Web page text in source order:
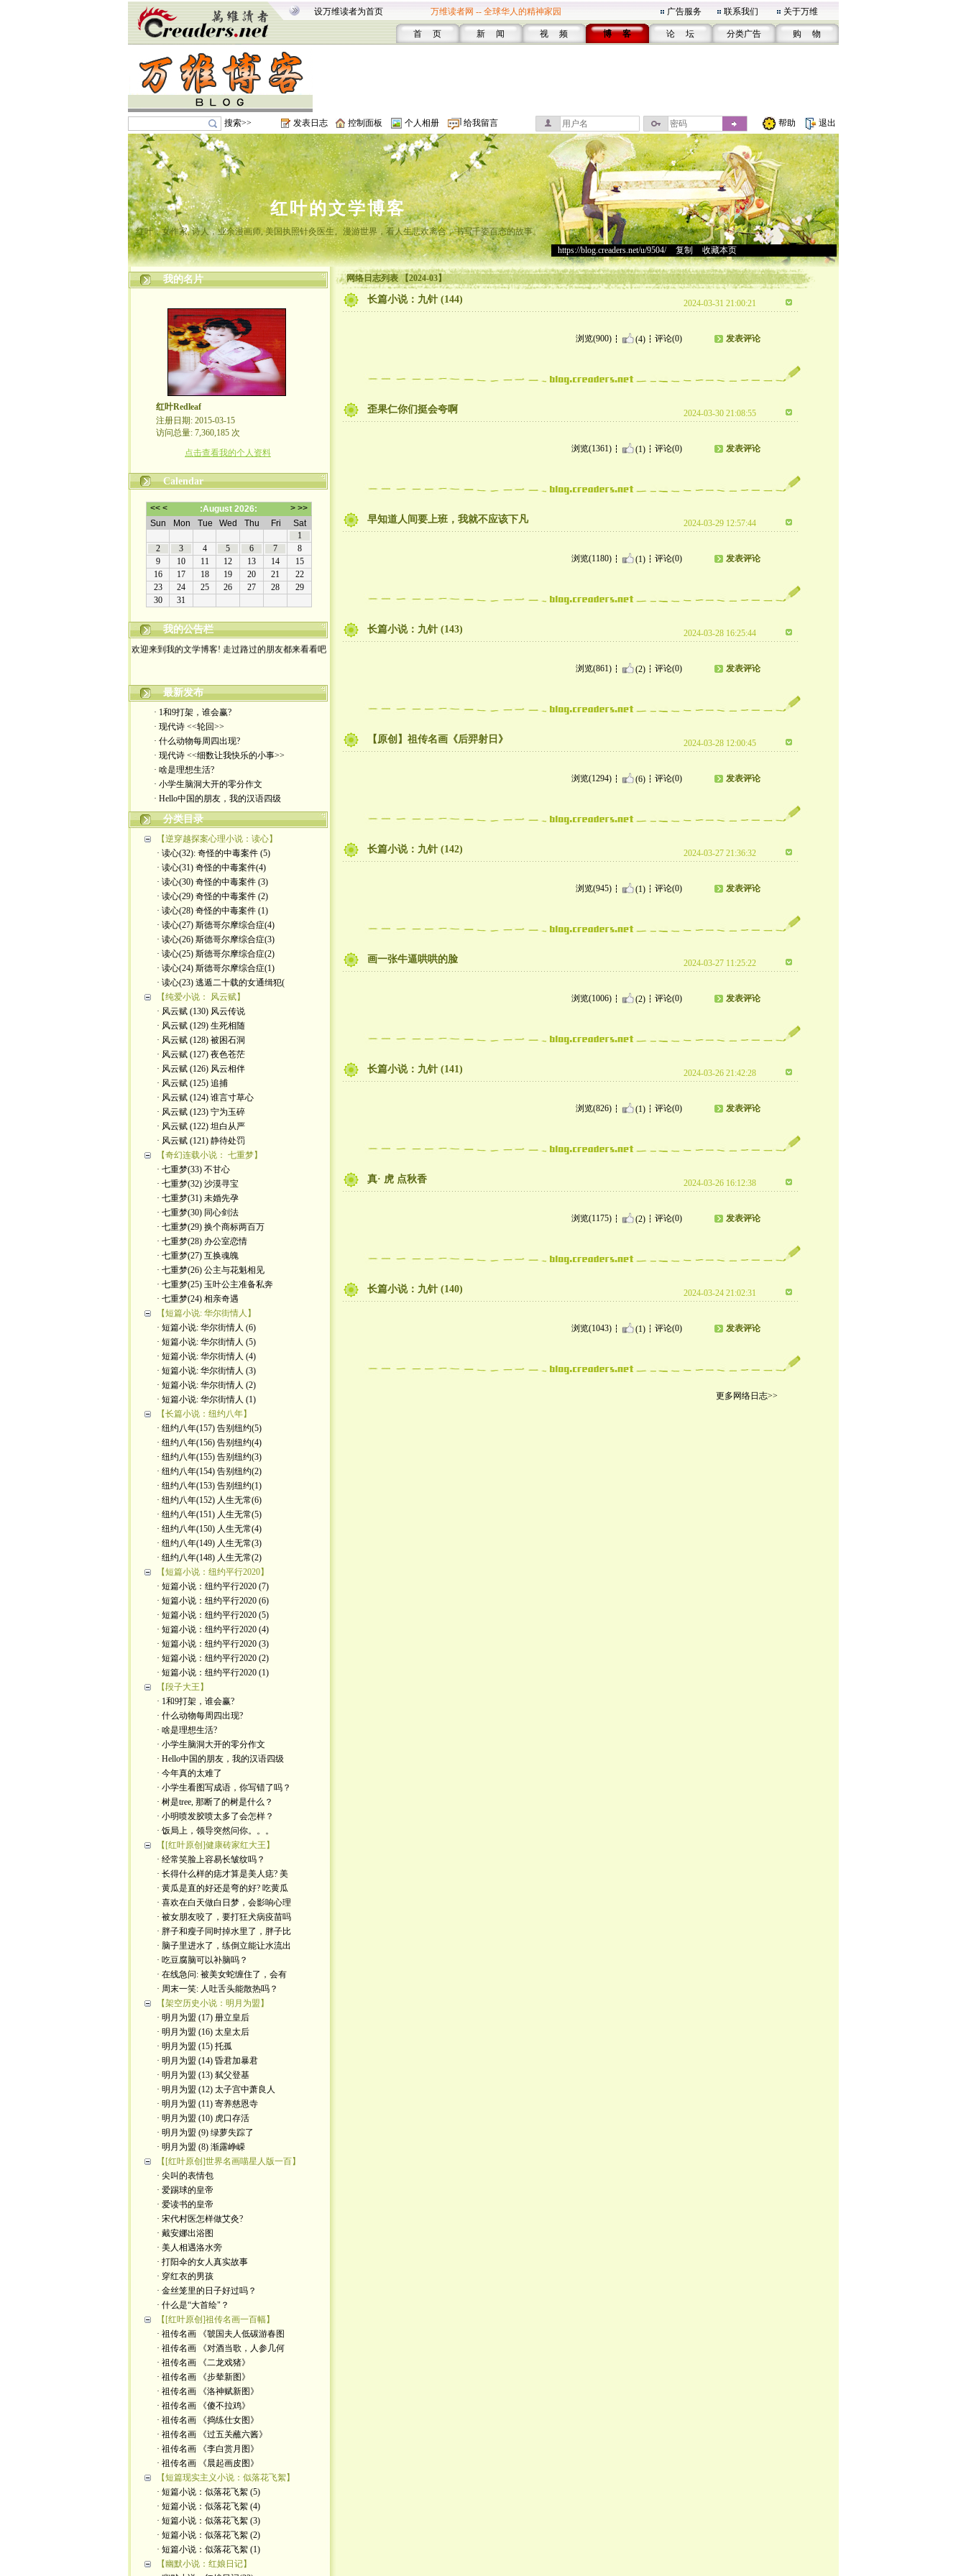
设万维读者为首页 万维读者网 -- 全球华人的精神家园 广告服务 联系我们 关于万维
首 页 新 闻 视 频 博 客 论 坛 分类广告 购 物
搜索>> 发表日志 控制面板 个人相册 给我留言 帮助 退出
红叶的文学博客
红叶，女作家, 诗人，业余漫画师, 美国执照针灸医生。漫游世界，看人生悲欢离合，书写千姿百态的故事。
https://blog.creaders.net/u/9504/> 复制 收藏本页
我的名片
红叶Redleaf
注册日期: 2015-03-15
访问总量: 7,360,185 次
点击查看我的个人资料
Calendar
我的公告栏
欢迎来到我的文学博客! 走过路过的朋友都来看看吧
最新发布
· 1和9打架，谁会赢?
· 现代诗 <<轮回>>
· 什么动物每周四出现?
· 现代诗 <<细数让我快乐的小事>>
· 啥是理想生活?
· 小学生脑洞大开的零分作文
· Hello中国的朋友，我的汉语四级
分类目录
【逆穿越探案心理小说：读心】
· 读心(32): 奇怪的中毒案件 (5)
· 读心(31) 奇怪的中毒案件(4)
· 读心(30) 奇怪的中毒案件 (3)
· 读心(29) 奇怪的中毒案件 (2)
· 读心(28) 奇怪的中毒案件 (1)
· 读心(27) 斯德哥尔摩综合症(4)
· 读心(26) 斯德哥尔摩综合症(3)
· 读心(25) 斯德哥尔摩综合症(2)
· 读心(24) 斯德哥尔摩综合症(1)
· 读心(23) 逃遁二十载的女通缉犯(
【纯爱小说： 风云赋】
· 风云赋 (130) 风云传说
· 风云赋 (129) 生死相随
· 风云赋 (128) 被困石洞
· 风云赋 (127) 夜色苍茫
· 风云赋 (126) 风云相伴
· 风云赋 (125) 追捕
· 风云赋 (124) 谁言寸草心
· 风云赋 (123) 宁为玉碎
· 风云赋 (122) 坦白从严
· 风云赋 (121) 静待处罚
【奇幻连载小说： 七重梦】
· 七重梦(33) 不甘心
· 七重梦(32) 沙漠寻宝
· 七重梦(31) 未婚先孕
· 七重梦(30) 同心剑法
· 七重梦(29) 换个商标两百万
· 七重梦(28) 办公室恋情
· 七重梦(27) 互换魂魄
· 七重梦(26) 公主与花魁相见
· 七重梦(25) 玉叶公主准备私奔
· 七重梦(24) 相亲奇遇
【短篇小说: 华尔街情人】
· 短篇小说: 华尔街情人 (6)
· 短篇小说: 华尔街情人 (5)
· 短篇小说: 华尔街情人 (4)
· 短篇小说: 华尔街情人 (3)
· 短篇小说: 华尔街情人 (2)
· 短篇小说: 华尔街情人 (1)
【长篇小说：纽约八年】
· 纽约八年(157) 告别纽约(5)
· 纽约八年(156) 告别纽约(4)
· 纽约八年(155) 告别纽约(3)
· 纽约八年(154) 告别纽约(2)
· 纽约八年(153) 告别纽约(1)
· 纽约八年(152) 人生无常(6)
· 纽约八年(151) 人生无常(5)
· 纽约八年(150) 人生无常(4)
· 纽约八年(149) 人生无常(3)
· 纽约八年(148) 人生无常(2)
【短篇小说：纽约平行2020】
· 短篇小说：纽约平行2020 (7)
· 短篇小说：纽约平行2020 (6)
· 短篇小说：纽约平行2020 (5)
· 短篇小说：纽约平行2020 (4)
· 短篇小说：纽约平行2020 (3)
· 短篇小说：纽约平行2020 (2)
· 短篇小说：纽约平行2020 (1)
【段子大王】
· 1和9打架，谁会赢?
· 什么动物每周四出现?
· 啥是理想生活?
· 小学生脑洞大开的零分作文
· Hello中国的朋友，我的汉语四级
· 今年真的太难了
· 小学生看图写成语，你写错了吗？
· 树是tree, 那断了的树是什么？
· 小明喷发胶喷太多了会怎样？
· 饭局上，领导突然问你。。。
【[红叶原创]健康砖家红大王】
· 经常笑脸上容易长皱纹吗？
· 长得什么样的痣才算是美人痣? 美
· 黄瓜是直的好还是弯的好? 吃黄瓜
· 喜欢在白天做白日梦，会影响心理
· 被女朋友咬了，要打狂犬病疫苗吗
· 胖子和瘦子同时掉水里了，胖子比
· 脑子里进水了，练倒立能让水流出
· 吃豆腐脑可以补脑吗？
· 在线急问: 被美女蛇缠住了，会有
· 周末一笑: 人吐舌头能散热吗？
【架空历史小说：明月为盟】
· 明月为盟 (17) 册立皇后
· 明月为盟 (16) 太皇太后
· 明月为盟 (15) 托孤
· 明月为盟 (14) 昏君加暴君
· 明月为盟 (13) 弑父登基
· 明月为盟 (12) 太子宫中萧良人
· 明月为盟 (11) 寄养慈恩寺
· 明月为盟 (10) 虎口存活
· 明月为盟 (9) 绿萝失踪了
· 明月为盟 (8) 渐露峥嵘
【[红叶原创]世界名画喵星人版一百】
· 尖叫的表情包
· 爱踢球的皇帝
· 爱读书的皇帝
· ​宋代村医怎样做艾灸?
· 戴安娜出浴图
· 美人相遇洛水旁
· 打阳伞的女人真实故事
· 穿红衣的男孩
· 金丝笼里的日子好过吗？
· 什么是“大首绘"？
【[红叶原创]祖传名画一百幅】
· 祖传名画 《虢国夫人低碳游春图
· 祖传名画 《对酒当歌，人参几何
· 祖传名画 《二龙戏猪》
· 祖传名画 《步辇新图》
· 祖传名画 《洛神赋新图》
· 祖传名画 《傻不拉鸡》
· 祖传名画 《捣练仕女图》
· 祖传名画 《过五关蘸六酱》
· 祖传名画 《李白赏月图》
· 祖传名画 《晨起画皮图》
【短篇现实主义小说：似落花飞絮】
· 短篇小说：似落花飞絮 (5)
· 短篇小说：似落花飞絮 (4)
· 短篇小说：似落花飞絮 (3)
· 短篇小说：似落花飞絮 (2)
· 短篇小说：似落花飞絮 (1)
【幽默小说：红娘日记】
网络日志列表 【2024-03】
长篇小说：九针 (144) 2024-03-31 21:00:21
浏览(900) (4) 评论(0) 发表评论
歪果仁你们挺会夸啊 2024-03-30 21:08:55
浏览(1361) (1) 评论(0) 发表评论
早知道人间要上班，我就不应该下凡 2024-03-29 12:57:44
浏览(1180) (1) 评论(0) 发表评论
长篇小说：九针 (143) 2024-03-28 16:25:44
浏览(861) (2) 评论(0) 发表评论
【原创】祖传名画《后羿射日》 2024-03-28 12:00:45
浏览(1294) (6) 评论(0) 发表评论
长篇小说：九针 (142) 2024-03-27 21:36:32
浏览(945) (1) 评论(0) 发表评论
画一张牛逼哄哄的脸 2024-03-27 11:25:22
浏览(1006) (2) 评论(0) 发表评论
长篇小说：九针 (141) 2024-03-26 21:42:28
浏览(826) (1) 评论(0) 发表评论
真· 虎 点秋香 2024-03-26 16:12:38
浏览(1175) (2) 评论(0) 发表评论
长篇小说：九针 (140) 2024-03-24 21:02:31
浏览(1043) (1) 评论(0) 发表评论
更多网络日志>>